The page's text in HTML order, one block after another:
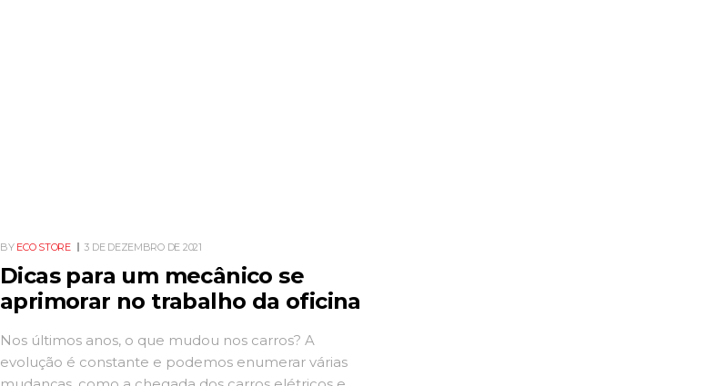
BY ECO STORE 3 DE DEZEMBRO DE 2021
Dicas para um mecânico se
aprimorar no trabalho da oficina
Nos últimos anos, o que mudou nos carros? A
evolução é constante e podemos enumerar várias